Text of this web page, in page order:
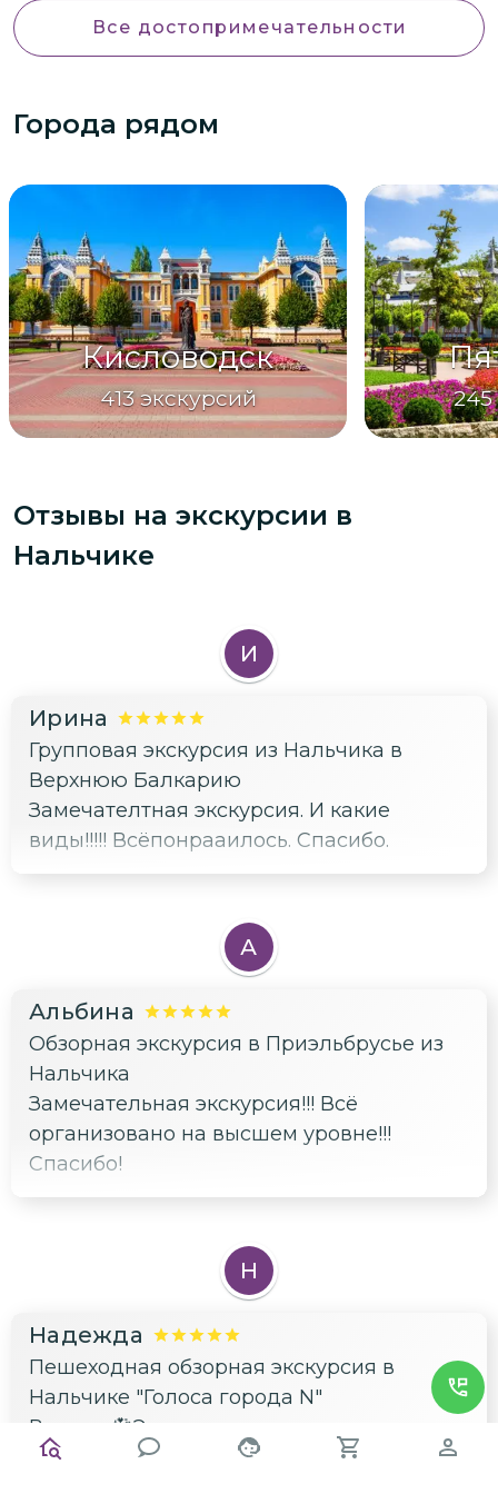
Все достопримечательности
Города рядом
Кисловодск
413 экскурсий 245
Отзывы на экскурсии в
Нальчике
И
Ирина
Групповая экскурсия из Нальчика в
Верхнюю Балкарию
Замечателтная экскурсия. И какие
виды!!!!! Всёпонрааилось. Спасибо.
А
Альбина
Обзорная экскурсия в Приэльбрусье из
Нальчика
Замечательная экскурсия!!! Всё
организовано на высшем уровне!!!
Спасибо!
Н
Надежда
Пешеходная обзорная экскурсия в
Нальчике "Голоса города N"
Восторг💞Экскурсия очень понравилась.
Это авторская работа гида Ирины и